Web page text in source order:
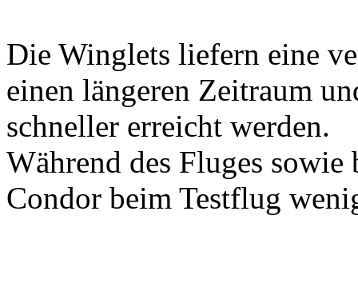
Die Winglets liefern eine
einen längeren Zeitraum
schneller erreicht werden.
Während des Fluges
Condor beim Testflug